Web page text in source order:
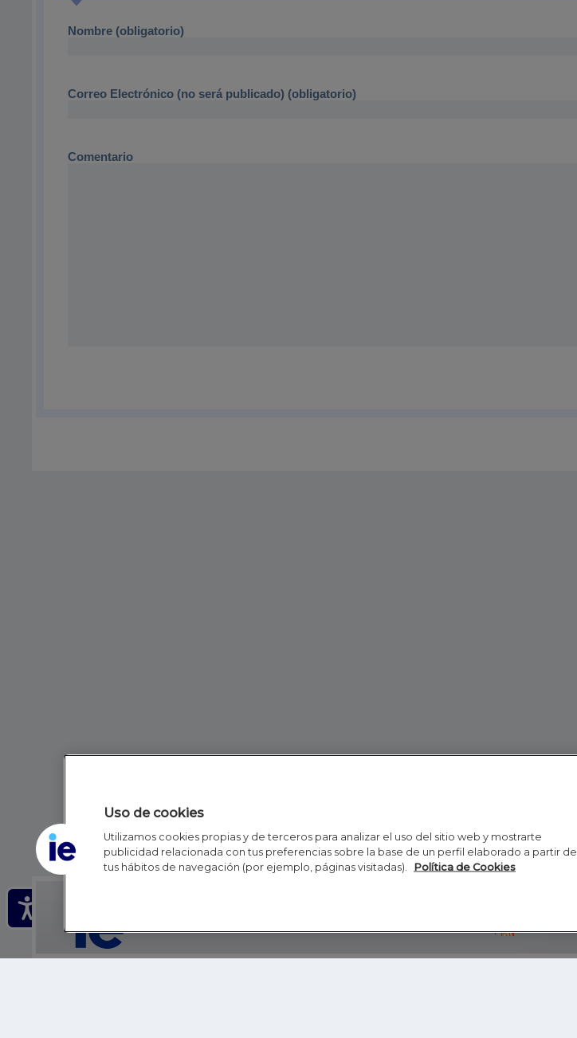
Nombre (obligatorio)
Correo Electrónico (no será publicado) (obligatorio)
Comentario
Inicio RSS
Uso de cookies
Utilizamos cookies propias y de terceros para analizar el uso del sitio web y mostrarte
publicidad relacionada con tus preferencias sobre la base de un perfil elaborado a partir de
tus hábitos de navegación (por ejemplo, páginas visitadas).
Política de Cookies